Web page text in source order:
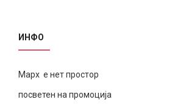
ИНФО
Марх е нет простор
посветен на промоција